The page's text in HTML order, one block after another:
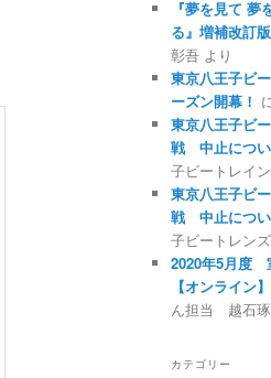
『夢を見て
る』増補改訂
彰吾 より
東京八王子ビ
ーズン開幕！
東京八王子ビ
戦 中止につ
子ビートレイ
東京八王子ビ
戦 中止につ
子ビートレン
2020年5月度
【オンライン】
ん担当 越石
カテゴリー